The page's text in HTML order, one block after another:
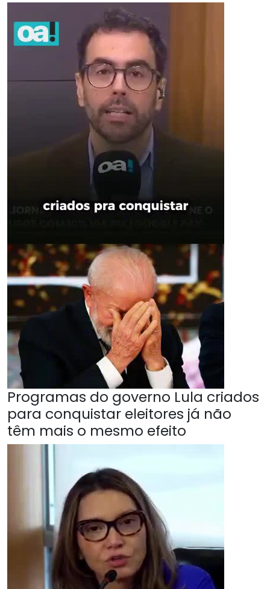
Programas do governo Lula criados
para conquistar eleitores já não
têm mais o mesmo efeito